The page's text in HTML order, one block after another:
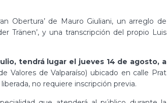
Obertura’ de Mauro Giuliani, un arreglo de
Tränen’, y una transcripción del propio Luis
tendrá lugar el jueves 14 de agosto, a
Valores de Valparaíso) ubicado en calle Prat
no requiere inscripción previa.